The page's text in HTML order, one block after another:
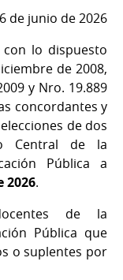
de junio de 2026
lo dispuesto
de 2008,
y Nro. 19.889
concordantes y
de dos
Central de la
Pública a
2026.
de la
Pública que
o suplentes por